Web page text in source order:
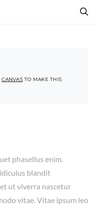
CANVASTO MAKE THIS
blandit
ut viverra nascetur
vitae. Vitae ipsum leo